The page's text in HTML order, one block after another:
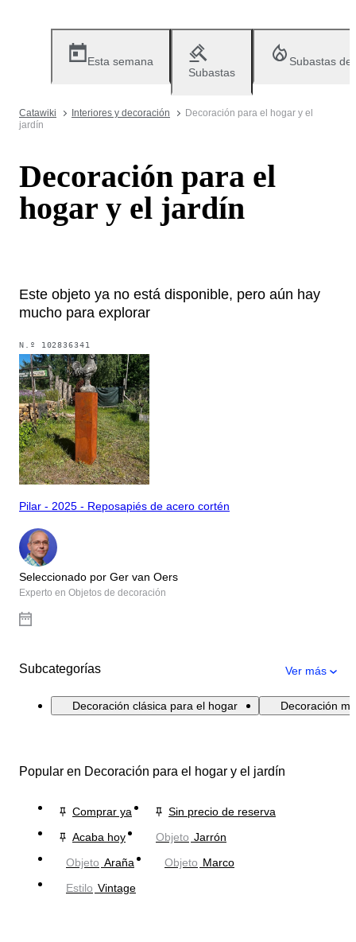
Esta semana
Subastas
Subastas
Catawiki Interiores y decoración
Decoración para el hogar y el
jardín
Decoración para el
hogar y el jardín
Este objeto ya no está disponible, pero aún hay
mucho para explorar
N.º 102836341
Pilar - 2025 - Reposapiés de acero cortén
Seleccionado por Ger van Oers
Experto en Objetos de decoración
Subcategorías Ver más
Decoración clásica para el hogar Decoración
Popular en Decoración para el hogar y el jardín
Comprar ya
Sin precio de reserva
Acaba hoy
Objeto Jarrón
Objeto Araña Objeto Marco
Estilo Vintage